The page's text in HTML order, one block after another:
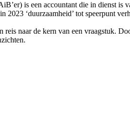
is een accountant die in dienst is
2023 ‘duurzaamheid’ tot speerpunt
reis naar de kern van een vraagstuk.